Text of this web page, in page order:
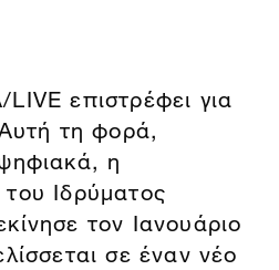
επιστρέφει για
τη φορά,
η
Ιδρύματος
τον Ιανουάριο
σε έναν νέο